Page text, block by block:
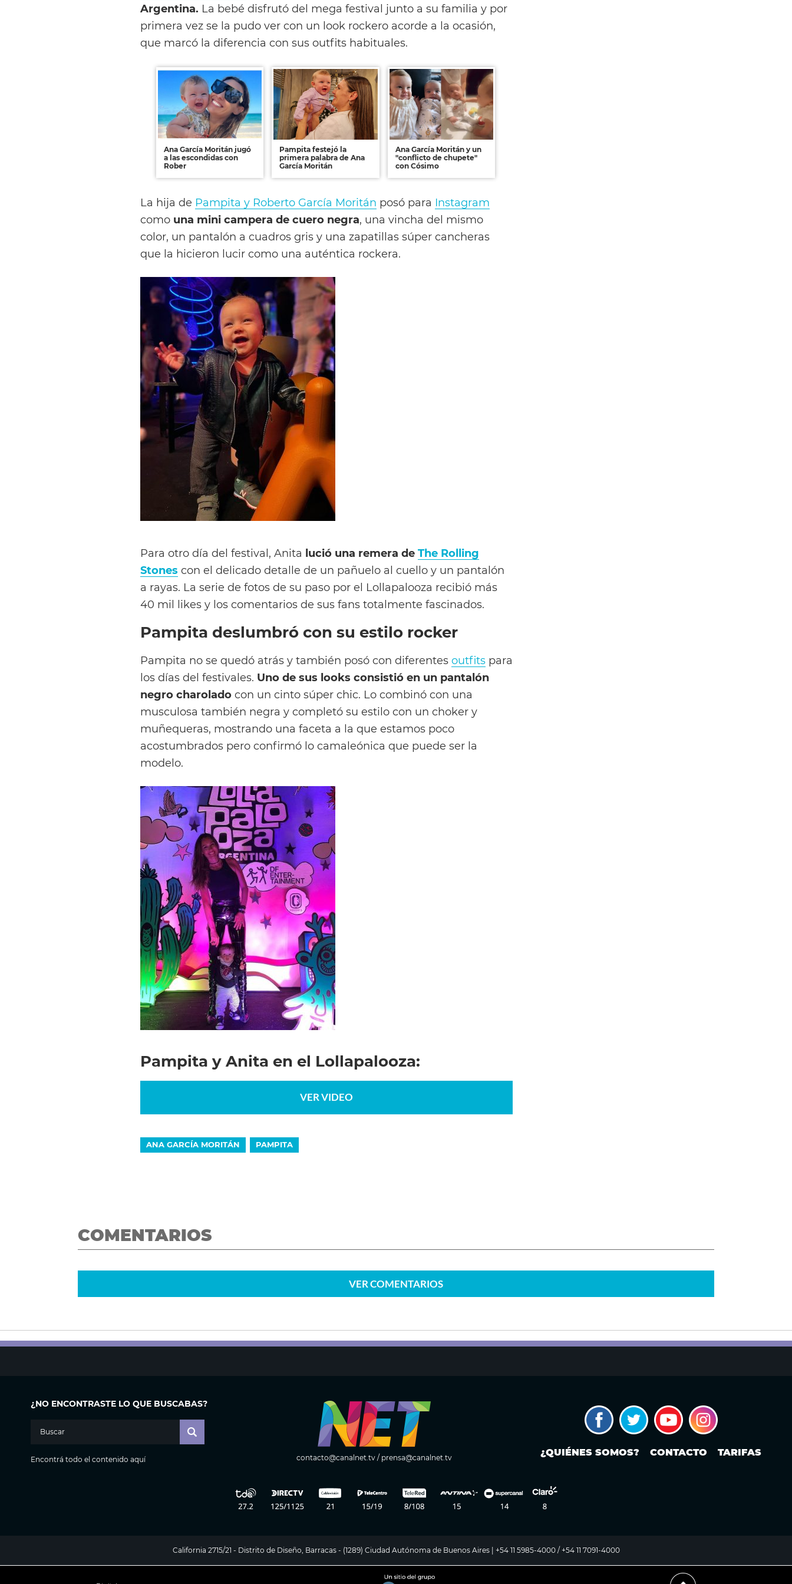
Argentina. La bebé disfrutó del mega festival junto a su familia y por
primera vez se la pudo ver con un look rockero acorde a la ocasión,
que marcó la diferencia con sus outfits habituales.
Ana García Moritán jugó
a las escondidas con
Rober
Pampita festejó la
primera palabra de Ana
García Moritán
Ana García Moritán y un
"conflicto de chupete"
con Cósimo
La hija de Pampita y Roberto García Moritán posó para Instagram
como una mini campera de cuero negra, una vincha del mismo
color, un pantalón a cuadros gris y una zapatillas súper cancheras
que la hicieron lucir como una auténtica rockera.
Para otro día del festival, Anita lució una remera de The Rolling
Stones con el delicado detalle de un pañuelo al cuello y un pantalón
a rayas. La serie de fotos de su paso por el Lollapalooza recibió más
40 mil likes y los comentarios de sus fans totalmente fascinados.
Pampita deslumbró con su estilo rocker
Pampita no se quedó atrás y también posó con diferentes outfits para
los días del festivales. Uno de sus looks consistió en un pantalón
negro charolado con un cinto súper chic. Lo combinó con una
musculosa también negra y completó su estilo con un choker y
muñequeras, mostrando una faceta a la que estamos poco
acostumbrados pero confirmó lo camaleónica que puede ser la
modelo.
Pampita y Anita en el Lollapalooza:
VER VIDEO
ANA GARCÍA MORITÁN PAMPITA
COMENTARIOS
VERCOMENTARIOS
¿NO ENCONTRASTE LO QUE BUSCABAS?
Encontrá todo el contenido aquí contacto@canalnet.tv/ prensa@canalnet.tv ¿QUIÉNES SOMOS? CONTACTO TARIFAS
California 2715/21 - Distrito de Diseño, Barracas - (1289) Ciudad Autónoma de Buenos Aires | +54 11 5985-4000 / +54 11 7091-4000